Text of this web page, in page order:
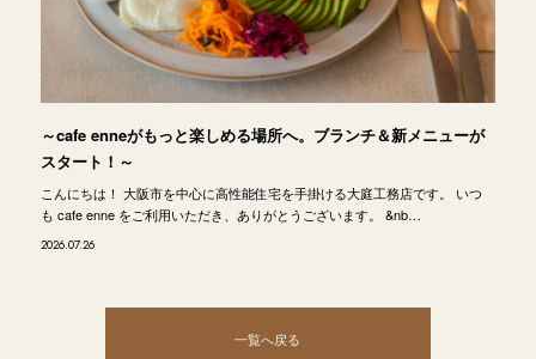
～cafe enneがもっと楽しめる場所へ。ブランチ＆新メニューが
スタート！～
こんにちは！ 大阪市を中心に高性能住宅を手掛ける大庭工務店です。 いつ
も cafe enne をご利用いただき、ありがとうございます。 &nb…
2026.07.26
一覧へ戻る